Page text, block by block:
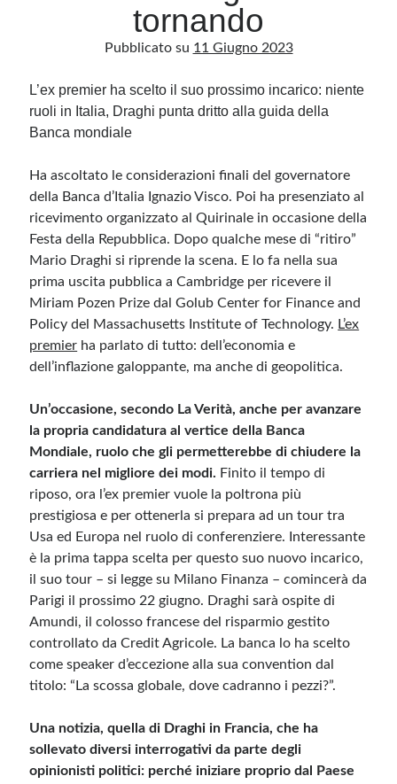
Archivi
Questo blog non rappresenta una testata giornalistica, in quanto viene aggiornato
senza alcuna periodicità. Non può pertanto considerarsi un prodotto editoriale ai
sensi della legge n· 62 del 7.03.2001. L’autore non è responsabile di quanto
pubblicato dai lettori nei commenti ai vari post. Saranno comunque cancellati quelli
ritenuti offensivi o lesivi dell’immagine o dell’onorabilità di terzi, di genere spam,
privacy. Alcune immagini inserite in questo blog sono tratte da Internet e, pertanto,
diritti d’autore, vi invito a comunicarlo via e-mail a info[at]dinovalle.it e saranno
tramite link né del loro contenuto, che può essere soggetto a variazioni nel tempo.
Accedi
Feed dei contenuti
Feed dei commenti
WordPress.org
tornando
Pubblicato su 11 Giugno 2023
L’ex premier ha scelto il suo prossimo incarico: niente
ruoli in Italia, Draghi punta dritto alla guida della
Banca mondiale
Ha ascoltato le considerazioni finali del governatore
della Banca d’Italia Ignazio Visco. Poi ha presenziato al
ricevimento organizzato al Quirinale in occasione della
Festa della Repubblica. Dopo qualche mese di “ritiro”
Mario Draghi si riprende la scena. E lo fa nella sua
prima uscita pubblica a Cambridge per ricevere il
Miriam Pozen Prize dal Golub Center for Finance and
Policy del Massachusetts Institute of Technology. L’ex
premier ha parlato di tutto: dell’economia e
dell’inflazione galoppante, ma anche di geopolitica.
Un’occasione, secondo La Verità, anche per avanzare
la propria candidatura al vertice della Banca
Mondiale, ruolo che gli permetterebbe di chiudere la
carriera nel migliore dei modi. Finito il tempo di
riposo, ora l’ex premier vuole la poltrona più
prestigiosa e per ottenerla si prepara ad un tour tra
Usa ed Europa nel ruolo di conferenziere. Interessante
è la prima tappa scelta per questo suo nuovo incarico,
il suo tour – si legge su Milano Finanza – comincerà da
Parigi il prossimo 22 giugno. Draghi sarà ospite di
Amundi, il colosso francese del risparmio gestito
controllato da Credit Agricole. La banca lo ha scelto
come speaker d’eccezione alla sua convention dal
titolo: “La scossa globale, dove cadranno i pezzi?”.
Una notizia, quella di Draghi in Francia, che ha
sollevato diversi interrogativi da parte degli
opinionisti politici: perché iniziare proprio dal Paese